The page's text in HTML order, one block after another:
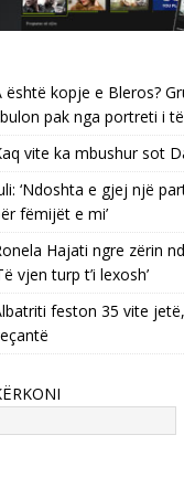
është kopje e Bleros?
pak nga portreti i
vite ka mbushur sot
‘Ndoshta e gjej një
fëmijët e mi’
Hajati ngre zërin
vjen turp t’i lexosh’
feston 35 vite